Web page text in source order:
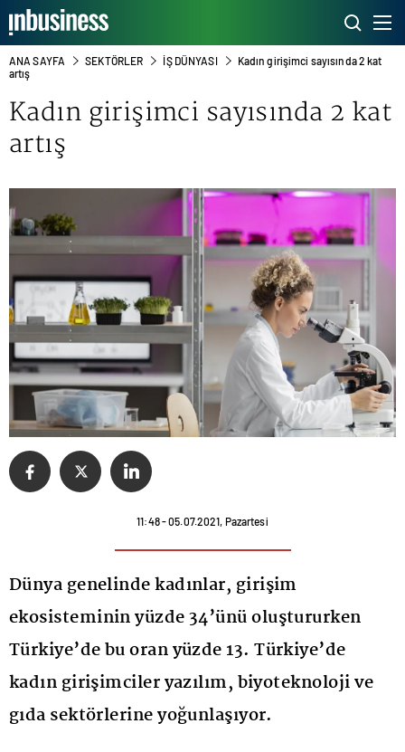
ANA SAYFA SEKTÖRLER İŞ DÜNYASI
Kadın girişimci sayısında 2 kat
artış
Kadın girişimci sayısında 2 kat
artış
11:48 - 05.07.2021, Pazartesi
Dünya genelinde kadınlar, girişim
ekosisteminin yüzde 34’ünü oluştururken
Türkiye’de bu oran yüzde 13. Türkiye’de
kadın girişimciler yazılım, biyoteknoloji ve
gıda sektörlerine yoğunlaşıyor.